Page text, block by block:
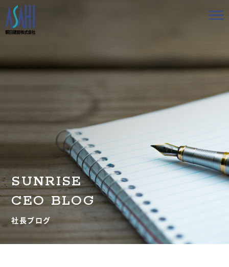
私たちの想いと強み
会社情報
お知らせ
SUNRISE
CEO BLOG
社長ブログ